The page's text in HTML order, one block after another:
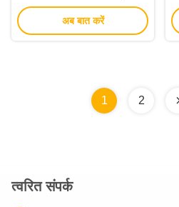
वातानुकूलन सुगंध विसारक
अब बात करें
1 2
त्वरित संपर्क